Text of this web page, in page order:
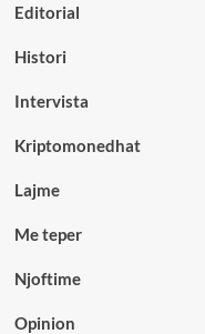
Editorial
Histori
Intervista
Kriptomonedhat
Lajme
Me teper
Njoftime
Opinion